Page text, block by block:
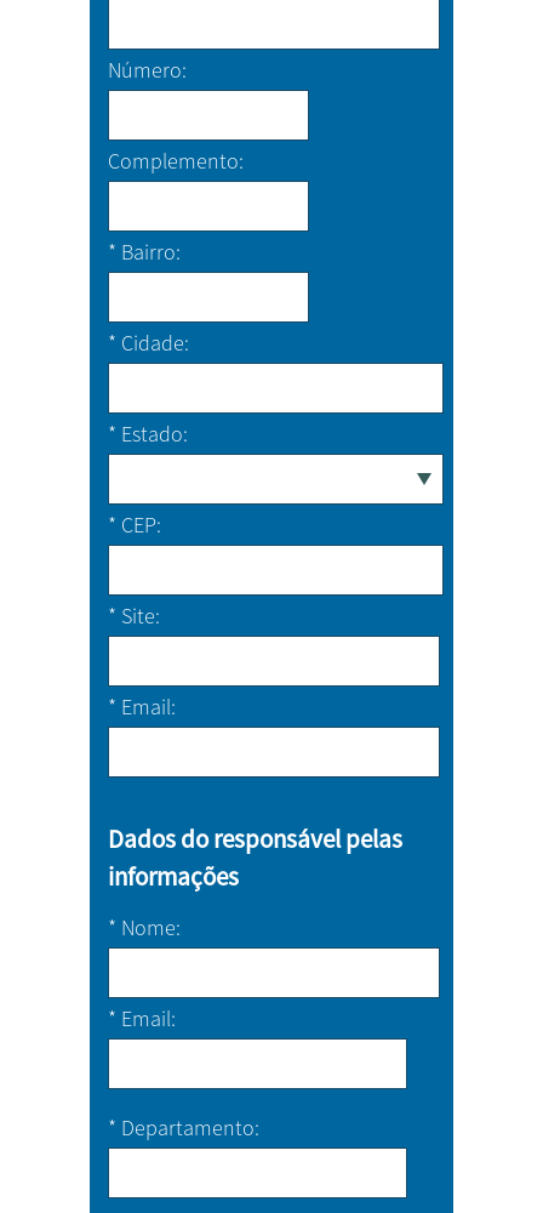
Número
Complemento
* Bairro
* Cidade
* Estado
* CEP
* Site
* Email
Dados do responsável pelas
informações
* Nome
* Email
* Departamento